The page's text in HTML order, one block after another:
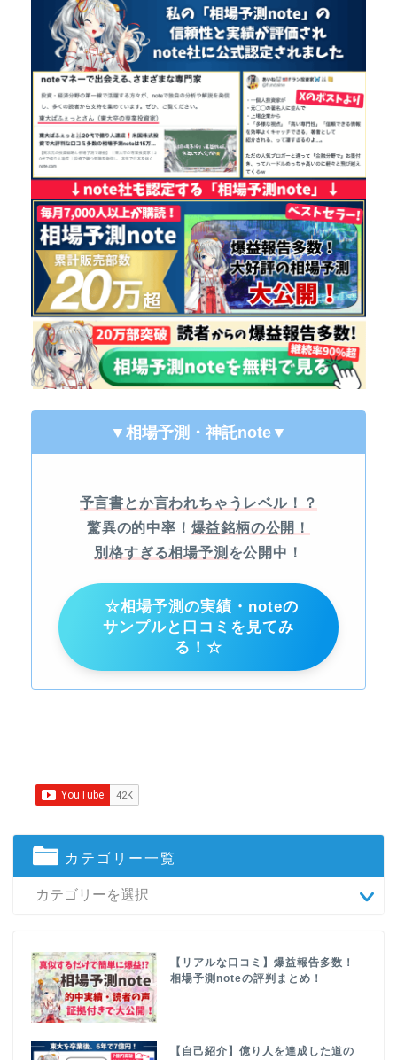
▼相場予測・神託note ▼
予言書とか言われちゃうレベル！？
驚異の的中率！ 爆益銘柄の公開！
別格すぎる相場予測 を公開中！
☆相場予測の実績・noteの
サンプルと口コミを見てみ
る！☆
カテゴリー一覧
【リアルな口コミ】爆益報告多数！
相場予測noteの評判まとめ！
【自己紹介】億り人を達成した道の